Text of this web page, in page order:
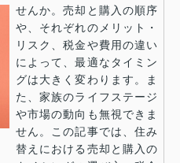
せんか。売却と購入の順序
や、それぞれのメリット・
リスク、税金や費用の違い
によって、最適なタイミン
グは大きく変わります。ま
た、家族のライフステージ
や市場の動向も無視できま
せん。この記事では、住み
替えにおける売却と購入の